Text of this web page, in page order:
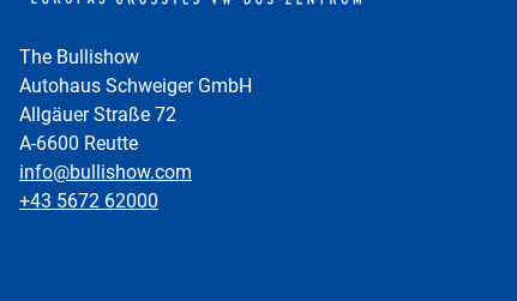
The Bullishow
Autohaus Schweiger GmbH
Allgäuer Straße 72
A-6600 Reutte
info@bullishow.com
+43 5672 62000